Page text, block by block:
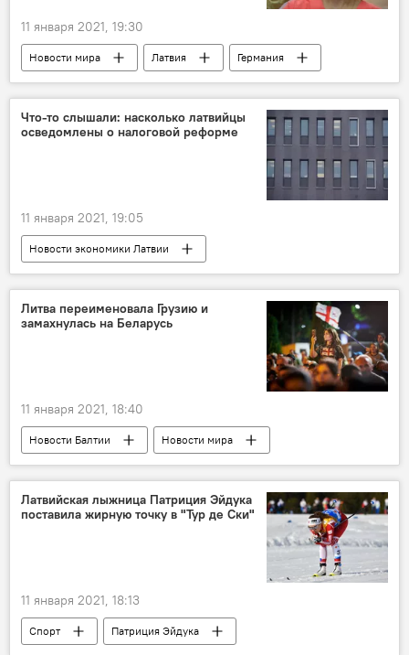
11 января 2021, 19:30
Новости мира Латвия
Германия
медики
медсестры
Что-то слышали: насколько латвийцы
осведомлены о налоговой реформе
11 января 2021, 19:05
Новости экономики Латвии
Налоговая реформа в Латвии
Литва переименовала Грузию и
замахнулась на Беларусь
11 января 2021, 18:40
Новости Балтии
Новости мира
Литва
Грузия
Беларусь
название
Латвийская лыжница Патриция Эйдука
поставила жирную точку в "Тур де Ски"
11 января 2021, 18:13
Спорт Патриция Эйдука